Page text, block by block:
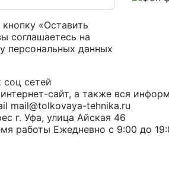
«Оставить
соглашаетесь на
персональных данных
сайт, а также вся
mail@tolkovaya-tehnika.ru
г. Уфа, улица Айская 46
Ежедневно с 9:00 до